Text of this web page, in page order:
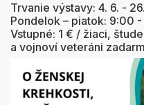
Trvanie výstavy: 4. 6. -
Pondelok – piatok: 9:00 -
Vstupné: 1 € / žiaci,
a vojnoví veteráni